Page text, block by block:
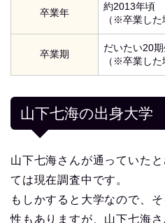
卒業年
約2013年頃
（※卒業した
卒業期
だいたい20
（※卒業した
山下七海の出身大学
山下七海さんが通っていた
ては現在調査中です。
もしかすると大学なので、
性もありますが、山下七海